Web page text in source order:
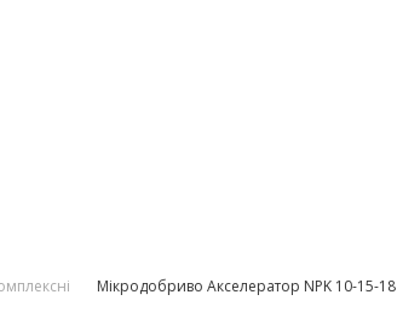
Мікродобриво Акселератор NPK 10-15-18